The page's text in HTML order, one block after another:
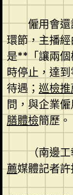
僱用會
環節，主播
是**「讓兩
時停止，達
待遇； 巡檢
問，與企業
膳體檢簡歷。
（南邊
薦媒體記者